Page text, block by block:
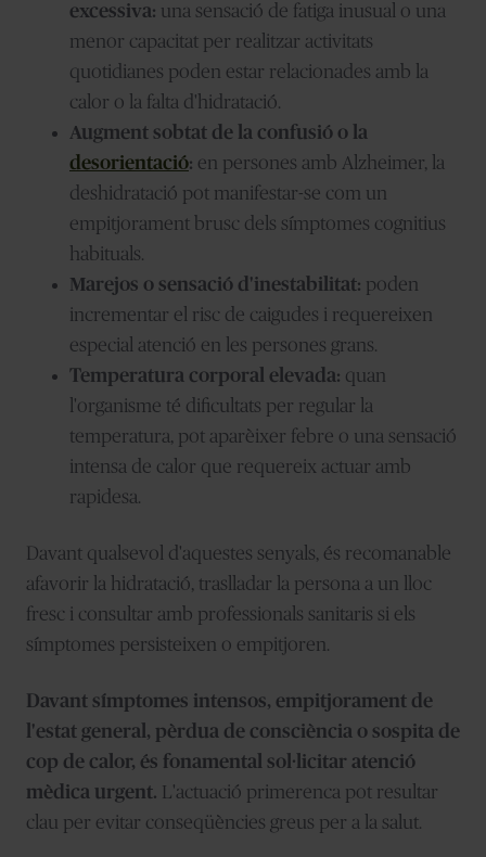
excessiva: una sensació de fatiga inusual o una
menor capacitat per realitzar activitats
quotidianes poden estar relacionades amb la
calor o la falta d'hidratació.
Augment sobtat de la confusió o la
desorientació: en persones amb Alzheimer, la
deshidratació pot manifestar-se com un
empitjorament brusc dels símptomes cognitius
habituals.
Marejos o sensació d'inestabilitat: poden
incrementar el risc de caigudes i requereixen
especial atenció en les persones grans.
Temperatura corporal elevada: quan
l'organisme té dificultats per regular la
temperatura, pot aparèixer febre o una sensació
intensa de calor que requereix actuar amb
rapidesa.
Davant qualsevol d'aquestes senyals, és recomanable
afavorir la hidratació, traslladar la persona a un lloc
fresc i consultar amb professionals sanitaris si els
símptomes persisteixen o empitjoren.
Davant símptomes intensos, empitjorament de
l'estat general, pèrdua de consciència o sospita de
cop de calor, és fonamental sol·licitar atenció
mèdica urgent.
L'actuació primerenca pot resultar
clau per evitar conseqüències greus per a la salut.